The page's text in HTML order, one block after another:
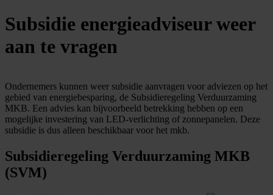
Subsidie energieadviseur weer
aan te vragen
Ondernemers kunnen weer subsidie aanvragen voor adviezen op het
gebied van energiebesparing, de Subsidieregeling Verduurzaming
MKB. Een advies kan bijvoorbeeld betrekking hebben op een
mogelijke investering van LED-verlichting of zonnepanelen. Deze
subsidie is dus alleen beschikbaar voor het mkb.
Subsidieregeling Verduurzaming MKB
(SVM)